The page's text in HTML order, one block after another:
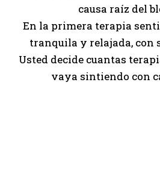
causa raíz del
En la primera terapia
tranquila y relajada, con
Usted decide cuantas
vaya sintiendo con